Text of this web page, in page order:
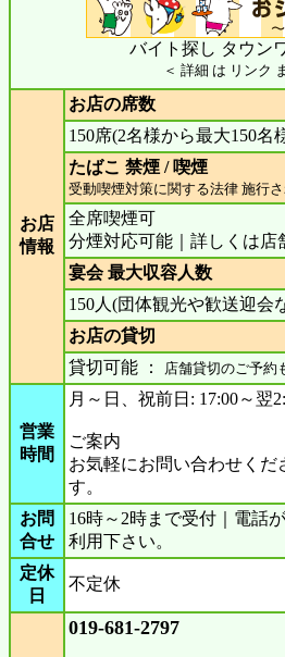
バイト探し タウン
＜ 詳細 は リンク
お店
情報
お店の席数
150席(2名様から最大150
たばこ 禁煙 / 喫煙
受動喫煙対策に関する法律 施行
全席喫煙可
分煙対応可能｜詳しくは
宴会 最大収容人数
150人(団体観光や歓送迎会
お店の貸切
貸切可能 ：
店舗貸切のご予約
営業
時間
月～日、祝前日: 17:00～翌
ご案内
お気軽にお問い合わせく
す。
お問
合せ
16時～2時まで受付｜電話
利用下さい。
定休
日
不定休
019-681-2797